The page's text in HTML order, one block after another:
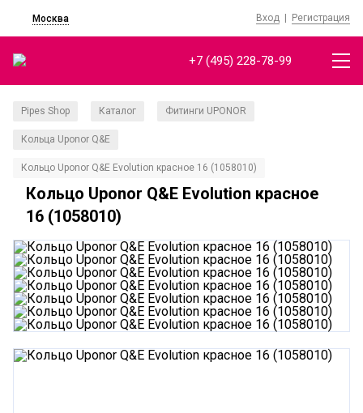
Москва Вход | Регистрация
+7 (495) 228-78-99
Pipes Shop Каталог Фитинги UPONOR
Кольца Uponor Q&E
Кольцо Uponor Q&E Evolution красное 16 (1058010)
Кольцо Uponor Q&E Evolution красное
16 (1058010)